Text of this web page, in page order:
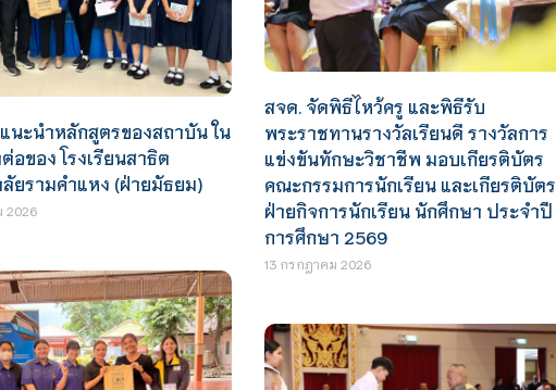
นะนำหลักสูตรของสถาบัน ใน
อของ โรงเรียนสาธิต
ยรามคำแหง (ฝ่ายมัธยม)
2026
สจด. จัดพิธีไหว้ครู และพิธีรับ
พระราชทานรางวัลเรียนดี รางวัลการ
แข่งขันทักษะวิชาชีพ มอบเกียรติบัตร
คณะกรรมการนักเรียน และเกียรติบัตร
ฝ่ายกิจการนักเรียน นักศึกษา ประจำปี
การศึกษา 2569
13 กรกฎาคม 2026